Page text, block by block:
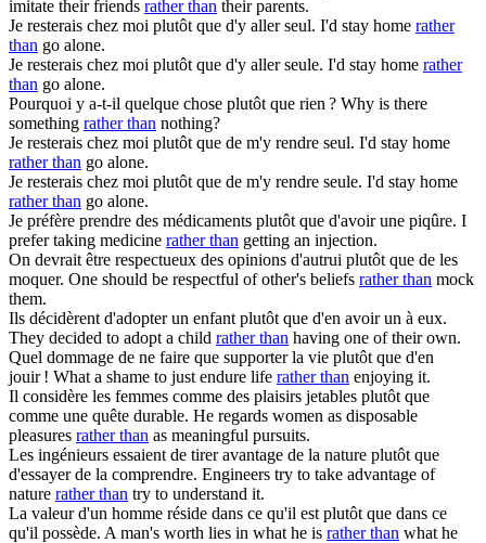
imitate their friends rather than their parents.
Je resterais chez moi plutôt que d'y aller seul. I'd stay home rather
than go alone.
Je resterais chez moi plutôt que d'y aller seule. I'd stay home rather
than go alone.
Pourquoi y a-t-il quelque chose plutôt que rien ? Why is there
something rather than nothing?
Je resterais chez moi plutôt que de m'y rendre seul. I'd stay home
rather than go alone.
Je resterais chez moi plutôt que de m'y rendre seule. I'd stay home
rather than go alone.
Je préfère prendre des médicaments plutôt que d'avoir une piqûre. I
prefer taking medicine rather than getting an injection.
On devrait être respectueux des opinions d'autrui plutôt que de les
moquer. One should be respectful of other's beliefs rather than mock
them.
Ils décidèrent d'adopter un enfantplutôt que d'en avoir un à eux.
They decided to adopt a child rather than having one of their own.
Quel dommage de ne faire que supporter la vie plutôt que d'en
jouir ! What a shame to just endure life rather than enjoying it.
Il considère les femmes comme des plaisirs jetables plutôt que
comme une quête durable. He regards women as disposable
pleasures rather than as meaningful pursuits.
Les ingénieurs essaient de tirer avantage de la nature plutôt que
d'essayer de la comprendre. Engineers try to take advantage of
nature rather than try to understand it.
La valeur d'un homme réside dans ce qu'il estplutôt que dans ce
qu'il possède. A man's worth lies in what he is rather than what he